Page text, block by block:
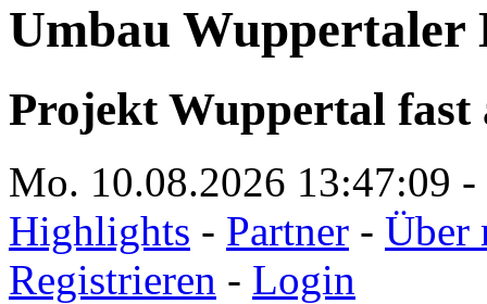
Umbau Wuppertaler
Projekt Wuppertal fast
Mo. 10.08.2026 13:47:09 -
Highlights - Partner - Über
Registrieren - Login